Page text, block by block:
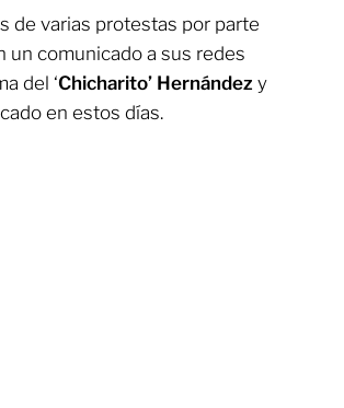
de varias protestas por parte
un comunicado a sus redes
del ‘Chicharito’ Hernández y
en estos días.